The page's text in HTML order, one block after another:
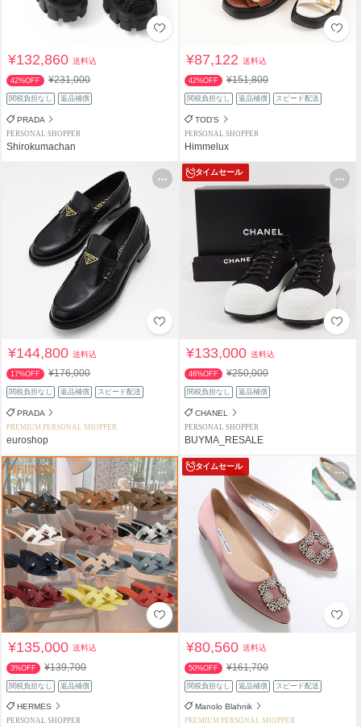
¥132,860送料込
42%OFF ¥231,000
関税負担なし 返品補償
PRADA
PERSONAL SHOPPER
Shirokumachan
¥87,122送料込
42%OFF ¥151,800
関税負担なし 返品補償 スピード配送
TOD'S
PERSONAL SHOPPER
Himmelux
¥144,800送料込
17%OFF ¥176,000
関税負担なし 返品補償 スピード配送
PRADA
PREMIUM PERSONAL SHOPPER
euroshop
タイムセール
¥133,000送料込
46%OFF ¥250,000
関税負担なし 返品補償
CHANEL
PERSONAL SHOPPER
BUYMA_RESALE
¥135,000送料込
3%OFF ¥139,700
関税負担なし 返品補償
HERMES
PERSONAL SHOPPER
タイムセール
¥80,560送料込
50%OFF ¥161,700
関税負担なし 返品補償 スピード配送
Manolo Blahnik
PREMIUM PERSONAL SHOPPER